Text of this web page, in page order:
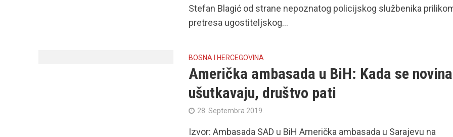
Stefan Blagić od strane nepoznatog policijskog službenika
pretresa ugostiteljskog...
BOSNA I HERCEGOVINA
Američka ambasada u BiH: Kada se
ušutkavaju, društvo pati
28. Septembra 2019.
Izvor: Ambasada SAD u BiH Američka ambasada u Sarajevu na